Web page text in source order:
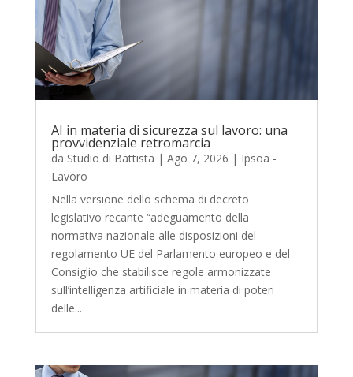
AI in materia di sicurezza sul lavoro: una
provvidenziale retromarcia
da Studio di Battista | Ago 7, 2026 | Ipsoa -
Lavoro
Nella versione dello schema di decreto
legislativo recante “adeguamento della
normativa nazionale alle disposizioni del
regolamento UE del Parlamento europeo e del
Consiglio che stabilisce regole armonizzate
sull’intelligenza artificiale in materia di poteri
delle...